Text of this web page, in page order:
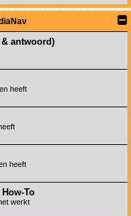
antwoord)
heeft
heeft
To
werkt